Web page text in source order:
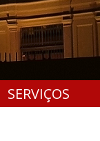
SERVIÇOS